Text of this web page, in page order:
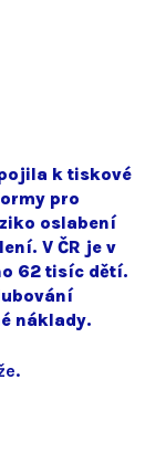
k tiskové
pro
oslabení
V ČR je v
62 tisíc dětí.
náklady.